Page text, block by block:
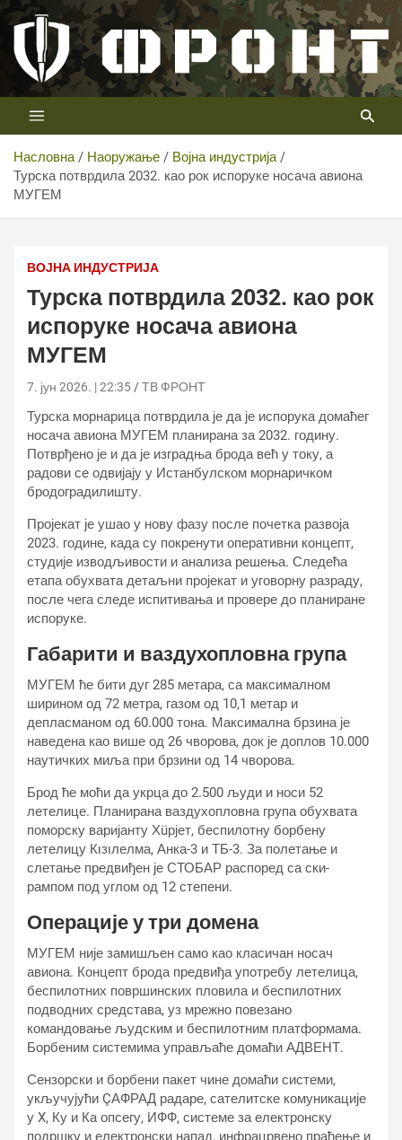
Скип
цонтент
Телевизија ФРОНТ
Први војни канал у Србији
Насловна Наоружање
Војна индустрија
Турска потврдила 2032. као рок испоруке носача авиона
МУГЕМ
ВОЈНА ИНДУСТРИЈА
Турска потврдила 2032. као рок
испоруке носача авиона
МУГЕМ
7. јун 2026. | 22:35 ТВ ФРОНТ
Турска морнарица потврдила је да је испорука домаћег
носача авиона МУГЕМ планирана за 2032. годину.
Потврђено је и да је изградња брода већ у току, а
радови се одвијају у Истанбулском морнаричком
бродоградилишту.
Пројекат је ушао у нову фазу после почетка развоја
2023. године, када су покренути оперативни концепт,
студије изводљивости и анализа решења. Следећа
етапа обухвата детаљни пројекат и уговорну разраду,
после чега следе испитивања и провере до планиране
испоруке.
Габарити и ваздухопловна група
МУГЕМ ће бити дуг 285 метара, са максималном
ширином од 72 метра, газом од 10,1 метар и
депласманом од 60.000 тона. Максимална брзина је
наведена као више од 26 чворова, док је доплов 10.000
наутичких миља при брзини од 14 чворова.
Брод ће моћи да укрца до 2.500 људи и носи 52
летелице. Планирана ваздухопловна група обухвата
поморску варијанту Хüрјет, беспилотну борбену
летелицу Кıзıлелма, Анка-3 и ТБ-3. За полетање и
слетање предвиђен је СТОБАР распоред са ски-
рампом под углом од 12 степени.
Операције у три домена
МУГЕМ није замишљен само као класичан носач
авиона. Концепт брода предвиђа употребу летелица,
беспилотних површинских пловила и беспилотних
подводних средстава, уз мрежно повезано
командовање људским и беспилотним платформама.
Борбеним системима управљаће домаћи АДВЕНТ.
Сензорски и борбени пакет чине домаћи системи,
укључујући ÇАФРАД радаре, сателитске комуникације
у X, Ку и Ка опсегу, ИФФ, системе за електронску
подршку и електронски напад, инфрацрвено праћење и